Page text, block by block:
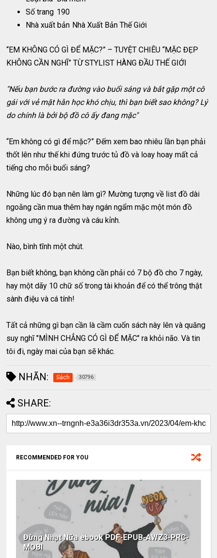
Số trang 190
Nhà xuất bản Nhà Xuất Bản Thế Giới
“EM KHÔNG CÓ GÌ ĐỂ MẶC?” – TUYỆT CHIÊU “MẶC ĐẸP
KHÔNG CẦN NGHĨ” TỪ STYLIST HÀNG ĐẦU THẾ GIỚI
"Nếu bạn bước ra đường vào buổi sáng và bắt gặp một cô
gái với vẻ mặt hằn học khó chịu, thì bạn biết sao không? Lý
do chính là bởi bộ đồ cô ấy đang mặc"
“Em không có gì để mặc?” Đếm xem bao nhiêu lần bạn phải
thốt lên như thế khi đứng trước tủ đồ và loay hoay mất cả
tiếng cho mỗi buổi sáng?
Những lúc đó bạn nên làm gì? Mường tượng về list đồ dài
ngoằng cần mua thêm hay ngán ngẩm mặc một món đồ
không ưng ý ra đường và cáu kỉnh.
Nào, bình tĩnh một chút.
Bạn biết không, bạn không cần phải có 7 bộ đồ cho 7 ngày,
hay một dãy 10 chữ số trong tài khoản để có thể trông thật
sành điệu và cá tính!
Tất cả những gì bạn cần là cầm cuốn sách này lên và quăng
suy nghĩ "MÌNH CHẲNG CÓ GÌ ĐỂ MẶC" ra khỏi não. Và tin
tôi đi, ngày mai của bạn sẽ khác.
NHÃN: Sách 30796
SHARE:
RECOMMENDED FOR YOU
Đừng Nhạt Nữa ebook PDF-EPUB-AWZ3-PRC-
MOBI